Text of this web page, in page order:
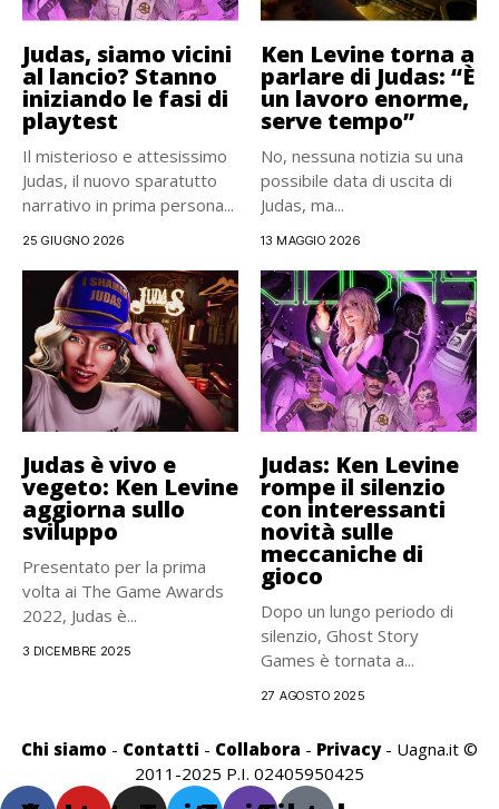
Judas, siamo vicini
al lancio? Stanno
iniziando le fasi di
playtest
Il misterioso e attesissimo
Judas, il nuovo sparatutto
narrativo in prima persona...
25 GIUGNO 2026
Ken Levine torna a
parlare di Judas: “È
un lavoro enorme,
serve tempo”
No, nessuna notizia su una
possibile data di uscita di
Judas, ma...
13 MAGGIO 2026
Judas è vivo e
vegeto: Ken Levine
aggiorna sullo
sviluppo
Presentato per la prima
volta ai The Game Awards
2022, Judas è...
3 DICEMBRE 2025
Judas: Ken Levine
rompe il silenzio
con interessanti
novità sulle
meccaniche di
gioco
Dopo un lungo periodo di
silenzio, Ghost Story
Games è tornata a...
27 AGOSTO 2025
Chi siamo - Contatti - Collabora - Privacy- Uagna.it ©
2011-2025 P.I. 02405950425